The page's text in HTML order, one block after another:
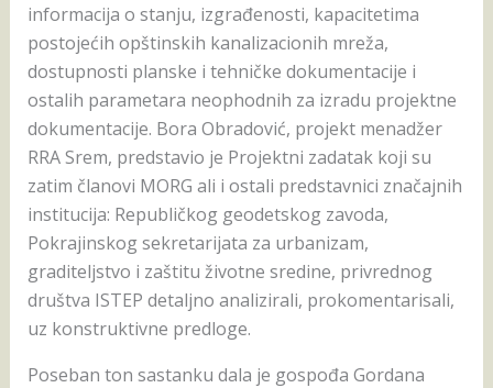
informacija o stanju, izgrađenosti, kapacitetima
postojećih opštinskih kanalizacionih mreža,
dostupnosti planske i tehničke dokumentacije i
ostalih parametara neophodnih za izradu projektne
dokumentacije. Bora Obradović, projekt menadžer
RRA Srem, predstavio je Projektni zadatak koji su
zatim članovi MORG ali i ostali predstavnici značajnih
institucija: Republičkog geodetskog zavoda,
Pokrajinskog sekretarijata za urbanizam,
graditeljstvo i zaštitu životne sredine, privrednog
društva ISTEP detaljno analizirali, prokomentarisali,
uz konstruktivne predloge.
Poseban ton sastanku dala je gospođa Gordana